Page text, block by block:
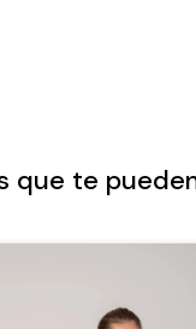
que te